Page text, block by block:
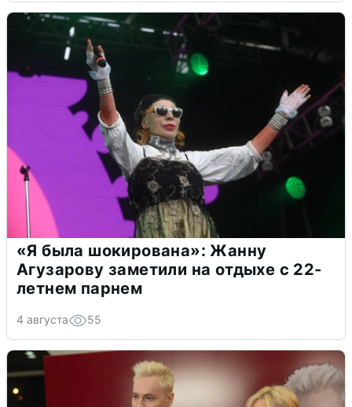
«Я была шокирована»: Жанну
Агузарову заметили на отдыхе с 22-
летнем парнем
4 августа 55